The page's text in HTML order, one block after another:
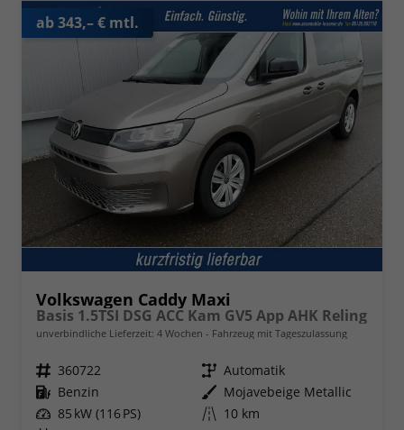
ab 343,– € mtl.
Volkswagen Caddy Maxi
Basis 1.5TSI DSG ACC Kam GV5 App AHK Reling
unverbindliche Lieferzeit: 4 Wochen Fahrzeug mit Tageszulassung
Fahrzeugnr. 360722 Getriebe Automatik
Kraftstoff Benzin Außenfarbe Mojavebeige Metallic
Leistung 85 kW (116 PS) Kilometerstand 10 km